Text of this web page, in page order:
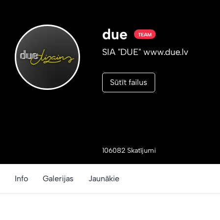
due TEAM
SIA "DUE" www.due.lv
Sūtīt failus
106082 Skatījumi
Info Galerijas Jaunākie